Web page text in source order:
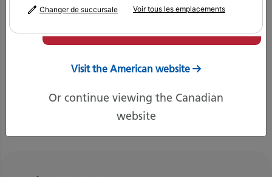
Mot de passe
Récupérer mot de passe
Visit the American website
Or continue viewing the Canadian
website
Changer de succursale Voir tous les emplacements